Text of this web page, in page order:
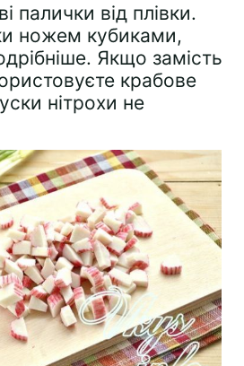
палички від плівки.
ножем кубиками,
Якщо замість
крабове
нітрохи не